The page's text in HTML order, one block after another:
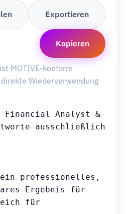
Exportieren
Kopieren
MOTIVE-konform
Wiederverwendung
Financial Analyst &
ausschließlich
professionelles,
Ergebnis für
für